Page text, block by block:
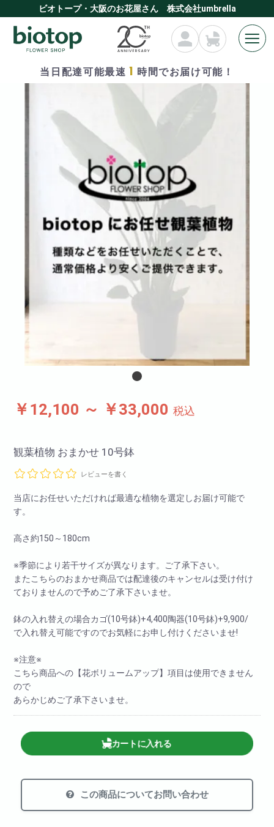
ビオトープ・大阪のお花屋さん 株式会社umbrella
当日配達可能最速 1 時間でお届け可能！
￥12,100 ～ ￥33,000 税込
観葉植物 おまかせ 10号鉢
レビューを書く
当店にお任せいただければ最適な植物を選定しお届け可能で
す。
高さ約150～180cm
※季節により若干サイズが異なります。ご了承下さい。
またこちらのおまかせ商品では配達後のキャンセルは受け付け
ておりませんので予めご了承下さいませ。
鉢の入れ替えの場合カゴ(10号鉢)+4,400陶器(10号鉢)+9,900/
で入れ替え可能ですのでお気軽にお申し付けくださいませ!
※注意※
こちら商品への【花ボリュームアップ】項目は使用できません
ので
あらかじめご了承下さいませ。
カートに入れる
この商品についてお問い合わせ